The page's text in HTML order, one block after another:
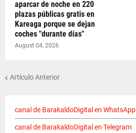
aparcar de noche en 220
plazas públicas gratis en
Kareaga porque se dejan
coches "durante días"
August 04, 2026
Artículo Anterior
canal de BarakaldoDigital en WhatsApp
canal de BarakaldoDigital en Telegram